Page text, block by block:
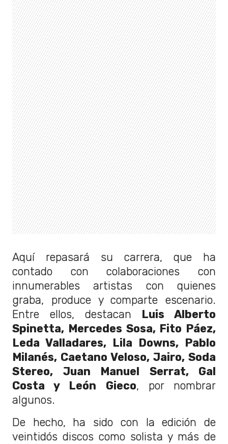
Aquí repasará su carrera, que ha
contado con colaboraciones con
innumerables artistas con quienes
graba, produce y comparte escenario.
Entre ellos, destacan
Luis Alberto
Spinetta, Mercedes Sosa, Fito Páez,
Leda Valladares, Lila Downs, Pablo
Milanés, Caetano Veloso, Jairo, Soda
Stereo, Juan Manuel Serrat, Gal
Costa y León Gieco, por nombrar
algunos.
De hecho, ha sido con la edición de
veintidós discos como solista y más de